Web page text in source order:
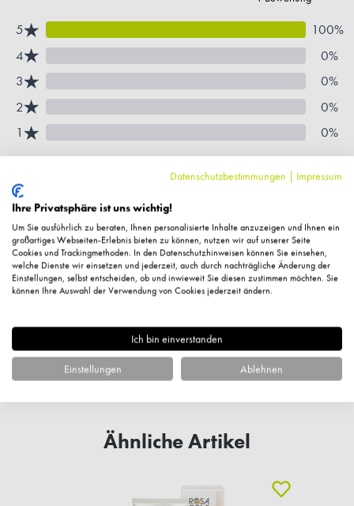
Fragen zum Artikel?
Ähnliche Artikel
Datenschutzbestimmungen | Impressum
Ihre Privatsphäre ist uns wichtig!
Um Sie ausführlich zu beraten, Ihnen personalisierte Inhalte anzuzeigen und Ihnen ein
großartiges Webseiten-Erlebnis bieten zu können, nutzen wir auf unserer Seite
Cookies und Trackingmethoden. In den Datenschutzhinweisen können Sie einsehen,
welche Dienste wir einsetzen und jederzeit, auch durch nachträgliche Änderung der
Einstellungen, selbst entscheiden, ob und inwieweit Sie diesen zustimmen möchten. Sie
können Ihre Auswahl der Verwendung von Cookies jederzeit ändern.
Ich bin einverstanden
Einstellungen Ablehnen